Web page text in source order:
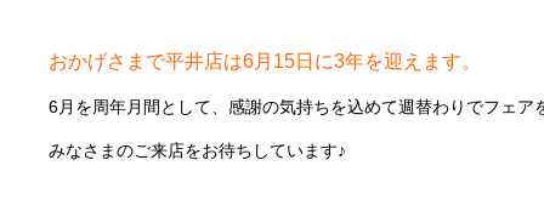
おかげさまで平井店は6月15日に3年を迎えます。
6月を周年月間として、感謝の気持ちを込めて週替わりでフェア
みなさまのご来店をお待ちしています♪